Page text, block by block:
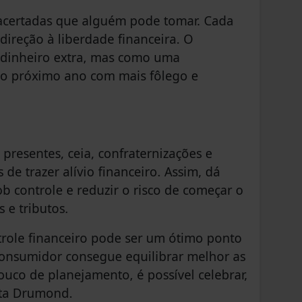
que alguém pode tomar. Cada
à liberdade financeira. O
extra, mas como uma
próximo ano com mais fôlego e
ceia, confraternizações e
de trazer alívio financeiro. Assim, dá
controle e reduzir o risco de começar o
e tributos.
financeiro pode ser um ótimo ponto
consegue equilibrar melhor as
de planejamento, é possível celebrar,
Drumond.